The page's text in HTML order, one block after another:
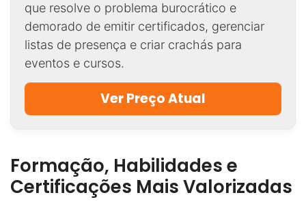
que resolve o problema burocrático e
demorado de emitir certificados, gerenciar
listas de presença e criar crachás para
eventos e cursos.
Ver Preço Atual
Formação, Habilidades e
Certificações Mais Valorizadas